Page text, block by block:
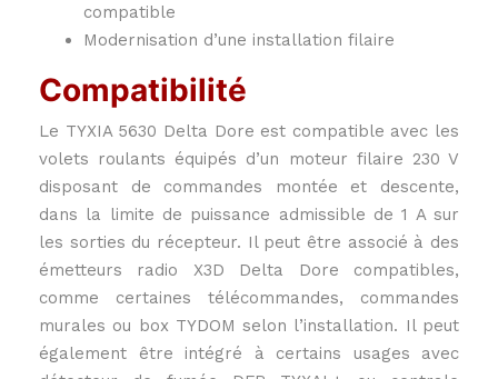
compatible
Modernisation d’une installation filaire
Compatibilité
Le TYXIA 5630 Delta Dore est compatible avec les
volets roulants équipés d’un moteur filaire 230 V
disposant de commandes montée et descente,
dans la limite de puissance admissible de 1 A sur
les sorties du récepteur. Il peut être associé à des
émetteurs radio X3D Delta Dore compatibles,
comme certaines télécommandes, commandes
murales ou box TYDOM selon l’installation. Il peut
également être intégré à certains usages avec